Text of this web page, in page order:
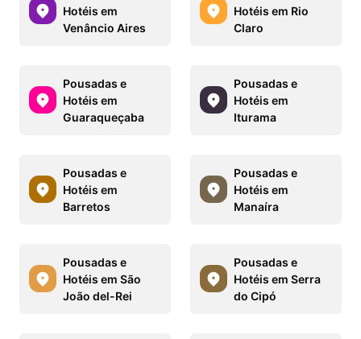
Hotéis em
Venâncio Aires
Hotéis em Rio
Claro
Pousadas e
Hotéis em
Guaraqueçaba
Pousadas e
Hotéis em
Iturama
Pousadas e
Hotéis em
Barretos
Pousadas e
Hotéis em
Manaíra
Pousadas e
Hotéis em São
João del-Rei
Pousadas e
Hotéis em Serra
do Cipó